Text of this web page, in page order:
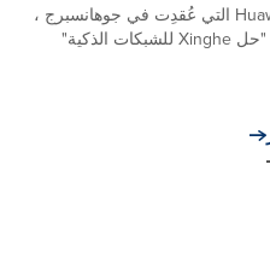
في قمة Huawei Network Summit 2026 التي عُقدِت في جوهانسبرج ،
كشفت شركة "هواوي" (Huawei) عن "حل Xinghe للشبكات الذكية"